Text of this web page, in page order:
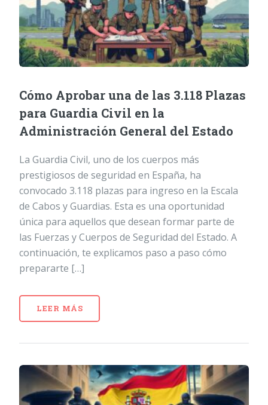
Cómo Aprobar una de las 3.118 Plazas
para Guardia Civil en la
Administración General del Estado
La Guardia Civil, uno de los cuerpos más
prestigiosos de seguridad en España, ha
convocado 3.118 plazas para ingreso en la Escala
de Cabos y Guardias. Esta es una oportunidad
única para aquellos que desean formar parte de
las Fuerzas y Cuerpos de Seguridad del Estado. A
continuación, te explicamos paso a paso cómo
prepararte […]
LEER MÁS